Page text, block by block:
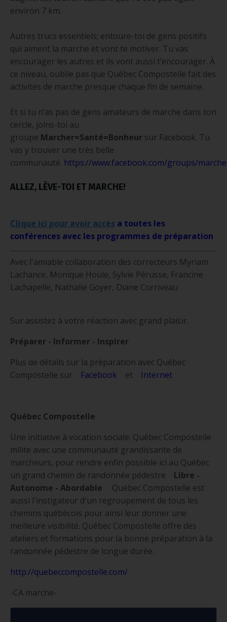
environ 7 km.
Autres trucs essentiels; entoure-toi de gens positifs
qui aiment la marche et vont te motiver. Tu vas
encourager les autres et ils vont aussi t’encourager. À
ce niveau, oublie pas que Québec Compostelle fait des
activités de marche presque chaque fin de semaine.
Et si tu n’as pas de gens amateurs de marche dans ton
cercle, joins-toi au
groupe Marcher=Santé=Bonheur sur Facebook. Tu
vas y trouver une très belle
communauté. https://www.facebook.com/groups/
ALLEZ, LÈVE-TOI ET MARCHE!
Clique ici pour avoir accès a toutes les
conférences avec les programmes de préparation
Avec l'amiable collaboration des correcteurs Myriam
Lachance, Monique Houle, Sylvie Pérusse, Francine
Lachapelle, Nathalie Goyer, Diane Corriveau
Sur assistez à votre réaction avec grand plaisir.
Préparer - Informer - Inspirer
Plus de détails sur la préparation avec Québec
Compostelle sur Facebook et Internet
Québec Compostelle
Une initiative à vocation sociale. Québec Compostelle
milite avec une communauté grandissante de
marcheurs, pour rendre enfin possible ici au Québec
un grand chemin de randonnée pédestre Libre -
Autonome - Abordable . Québec Compostelle est
aussi l'instigateur d'un regroupement de tous les
chemins québécois pour ainsi leur donner une
meilleure visibilité. Québec Compostelle offre des
ateliers et formations pour la bonne préparation à la
randonnée pédestre de longue durée.
http://quebeccompostelle.com/
-CA marche-